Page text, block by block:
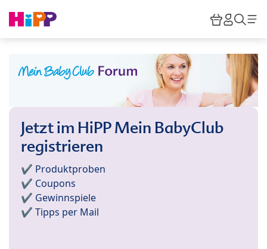
HiPP
Jetzt im HiPP Mein BabyClub
registrieren
✔️ Produktproben
✔️ Coupons
✔️ Gewinnspiele
✔️ Tipps per Mail